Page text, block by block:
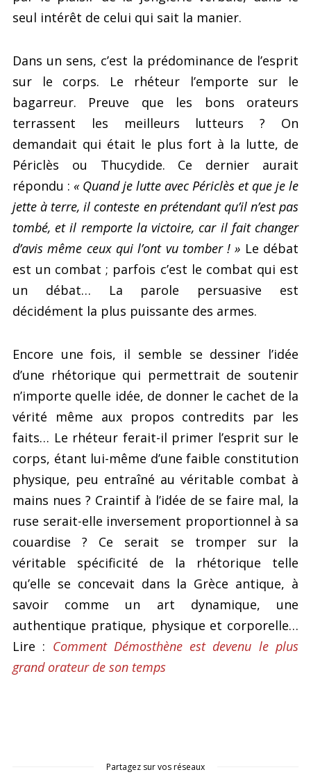
seul intérêt de celui qui sait la manier.
Dans un sens, c’est la prédominance de l’esprit
sur le corps. Le rhéteur l’emporte sur le
bagarreur. Preuve que les bons orateurs
terrassent les meilleurs lutteurs ? On
demandait qui était le plus fort à la lutte, de
Périclès ou Thucydide. Ce dernier aurait
répondu : « Quand je lutte avec Périclès et que je le
jette à terre, il conteste en prétendant qu’il n’est pas
tombé, et il remporte la victoire, car il fait changer
d’avis même ceux qui l’ont vu tomber ! » Le débat
est un combat ; parfois c’est le combat qui est
un débat… La parole persuasive est
décidément la plus puissante des armes.
Encore une fois, il semble se dessiner l’idée
d’une rhétorique qui permettrait de soutenir
n’importe quelle idée, de donner le cachet de la
vérité même aux propos contredits par les
faits… Le rhéteur ferait-il primer l’esprit sur le
corps, étant lui-même d’une faible constitution
physique, peu entraîné au véritable combat à
mains nues ? Craintif à l’idée de se faire mal, la
ruse serait-elle inversement proportionnel à sa
couardise ? Ce serait se tromper sur la
véritable spécificité de la rhétorique telle
qu’elle se concevait dans la Grèce antique, à
savoir comme un art dynamique, une
authentique pratique, physique et corporelle…
Lire : Comment Démosthène est devenu le plus
grand orateur de son temps
Partagez sur vos réseaux